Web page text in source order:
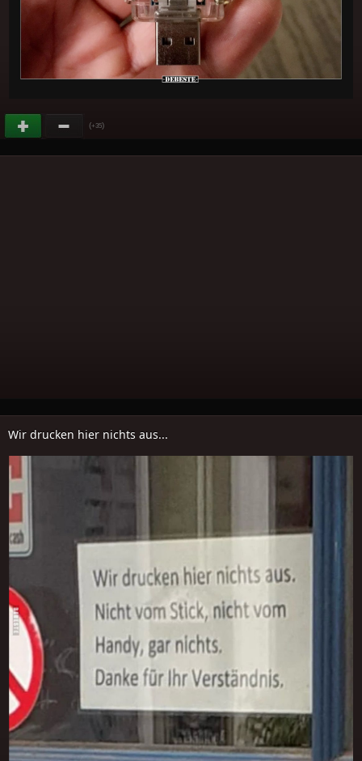
(+35)
Wir drucken hier nichts aus...